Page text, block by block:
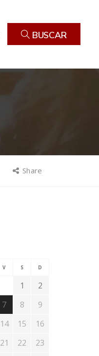
BUSCAR
Share
V S D
1
2
7 8
9
14 15
16
21 22
23